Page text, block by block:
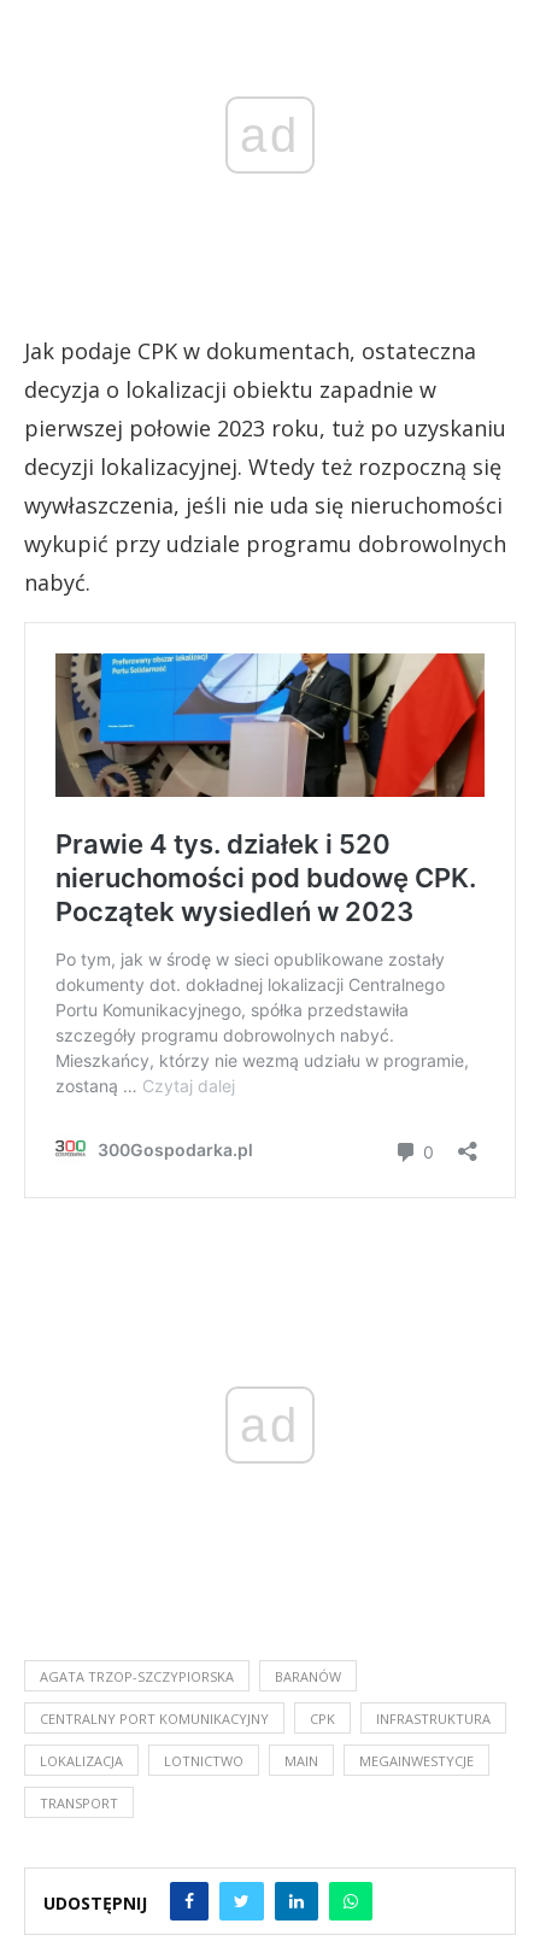
ad
Jak podaje CPK w dokumentach, ostateczna
decyzja o lokalizacji obiektu zapadnie w
pierwszej połowie 2023 roku, tuż po uzyskaniu
decyzji lokalizacyjnej. Wtedy też rozpoczną się
wywłaszczenia, jeśli nie uda się nieruchomości
wykupić przy udziale programu dobrowolnych
nabyć.
ad
AGATA TRZOP-SZCZYPIORSKA BARANÓW
CENTRALNY PORT KOMUNIKACYJNY CPK INFRASTRUKTURA
LOKALIZACJA LOTNICTWO MAIN MEGAINWESTYCJE
TRANSPORT
UDOSTĘPNIJ